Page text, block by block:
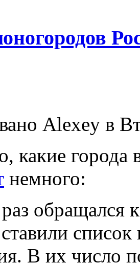
Alexey в
какие города
немного:
обращался
В их число